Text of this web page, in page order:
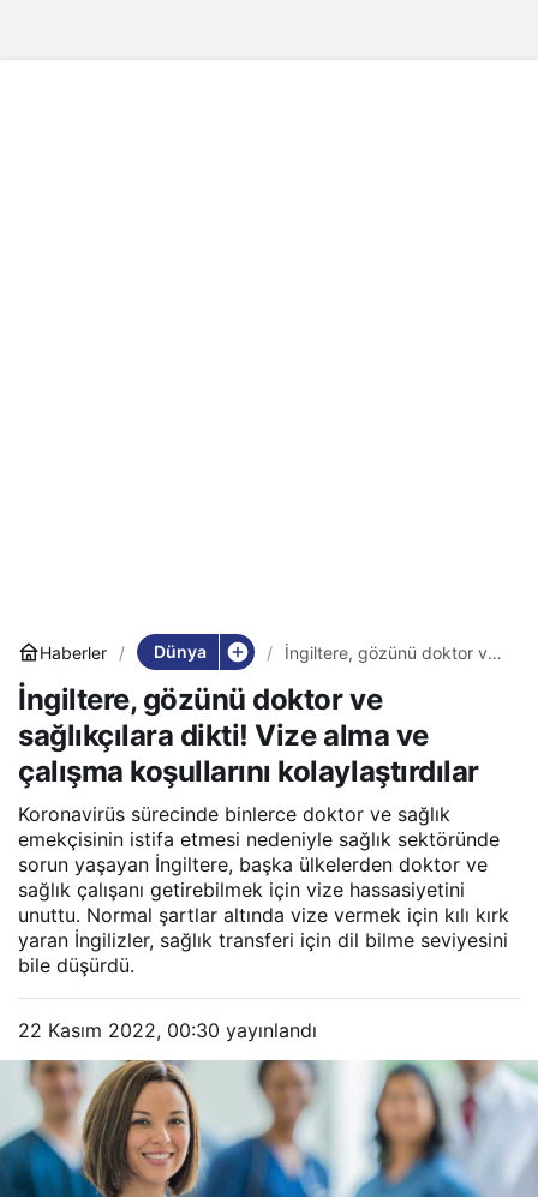
Haberler Dünya
İngiltere, gözünü doktor ve
ve çalışma koşullarını
kolaylaştırdılar
İngiltere, gözünü doktor ve
sağlıkçılara dikti! Vize alma ve
çalışma koşullarını kolaylaştırdılar
Koronavirüs sürecinde binlerce doktor ve sağlık
emekçisinin istifa etmesi nedeniyle sağlık sektöründe
sorun yaşayan İngiltere, başka ülkelerden doktor ve
sağlık çalışanı getirebilmek için vize hassasiyetini
unuttu. Normal şartlar altında vize vermek için kılı kırk
yaran İngilizler, sağlık transferi için dil bilme seviyesini
bile düşürdü.
22 Kasım 2022, 00:30 yayınlandı